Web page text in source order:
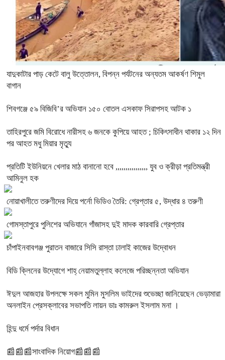
যাদুকাটার পাড় কেটে বালু উত্তোলন, বিপন্ন পর্যটনের অন্যতম আকর্ষণ শিমুল
বাগান
শিবগঞ্জে ৫৯ বিজিবি’র অভিযান ১৫০ বোতল এসকাফ সিরাপসহ আটক ১
তাহিরপুরে জমি বিরোধে নারীসহ ৬ জনকে কুপিয়ে আহত ; চিকিৎসাধীন থাকার ১২ দিন
পর আহত মধু মিয়ার মৃত্যু
প্রতিটি ইউনিয়নে খেলার মাঠ বানানো হবে ,,,,,,,,,,,,,,,, যুব ও ক্রীড়া প্রতিমন্ত্রী
আমিনুল হক
নোয়াখালীতে তরুণীদের দিয়ে পর্নো ভিডিও তৈরি: গ্রেপ্তার ৫, উদ্ধার ৪ তরুণী
গোমস্তাপুরে পুলিশের অভিযানে গাঁজাসহ দুই মাদক কারবারি গ্রেপ্তার
চাঁপাইনবাবগঞ্জ পুরাতন বাজারে সিসি রাস্তা ঢালাই কাজের উদ্বোধন
বিডি ক্লিনের উদ্যোগে শাহ্ নেয়ামতুল্লাহ কলেজে পরিচ্ছন্নতা অভিযান
ঈদুল আজহার উপলক্ষে সকল মুমিন মুসলিম ভাইদের শুভেচ্ছা জানিয়েছেন ভেড়ামারা
অনলাইন প্রেসক্লাবের সভাপতি লায়ন ডাঃ কামরুল ইসলাম মনা ।
হিন্দু ধর্মে পর্দার বিধান
📰📰📰সাংবাদিক নিয়োগ📰📰📰